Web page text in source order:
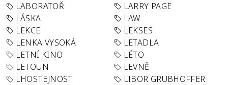
LABORATOŘ
LARRY PAGE
LÁSKA
LAW
LEKCE
LEKSES
LENKA VYSOKÁ
LETADLA
LETNÍ KINO
LÉTO
LETOUN
LEVNĚ
LHOSTEJNOST
LIBOR GRUBHOFFER